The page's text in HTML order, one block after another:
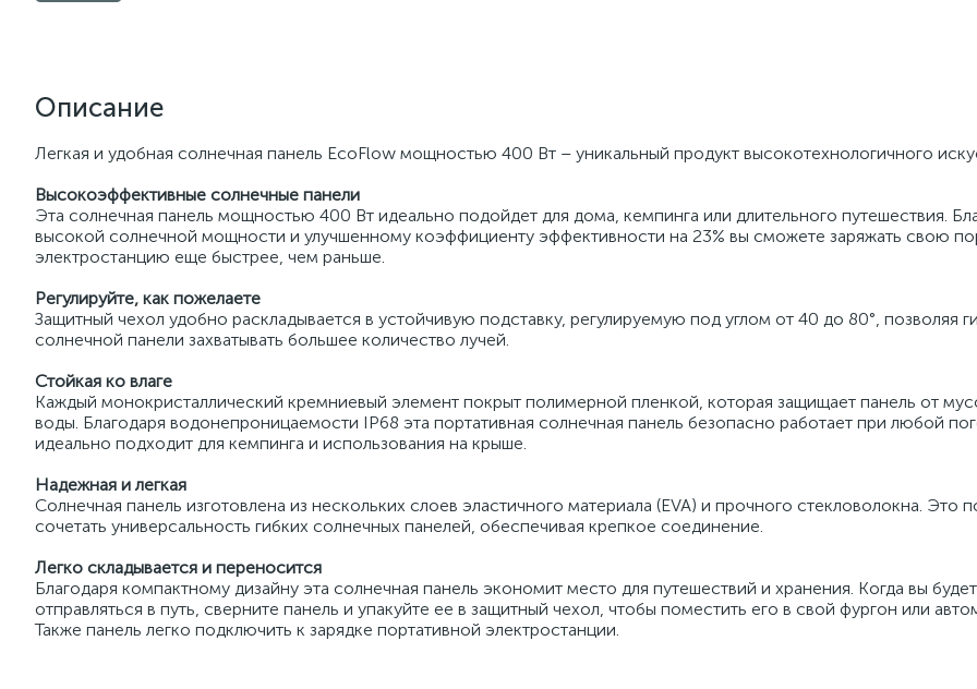
Описание
Легкая и удобная солнечная панель EcoFlow мощностью 400 Вт – уникальный продукт высокотехнологичного
Высокоэффективные солнечные панели
Эта солнечная панель мощностью 400 Вт идеально подойдет для дома, кемпинга или длительного путешествия.
высокой солнечной мощности и улучшенному коэффициенту эффективности на 23% вы сможете заряжать свою
электростанцию еще быстрее, чем раньше.
Регулируйте, как пожелаете
Защитный чехол удобно раскладывается в устойчивую подставку, регулируемую под углом от 40 до 80°, позволяя
солнечной панели захватывать большее количество лучей.
Стойкая ко влаге
Каждый монокристаллический кремниевый элемент покрыт полимерной пленкой, которая защищает панель от
воды. Благодаря водонепроницаемости IP68 эта портативная солнечная панель безопасно работает при любой
идеально подходит для кемпинга и использования на крыше.
Надежная и легкая
Солнечная панель изготовлена из нескольких слоев эластичного материала (EVA) и прочного стекловолокна. Это
сочетать универсальность гибких солнечных панелей, обеспечивая крепкое соединение.
Легко складывается и переносится
Благодаря компактному дизайну эта солнечная панель экономит место для путешествий и хранения. Когда вы
отправляться в путь, сверните панель и упакуйте ее в защитный чехол, чтобы поместить его в свой фургон или
Также панель легко подключить к зарядке портативной электростанции.